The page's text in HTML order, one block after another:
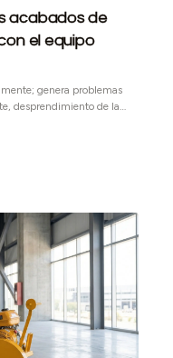
acabados de
el equipo
genera problemas
desprendimiento de la
concreto y cómo